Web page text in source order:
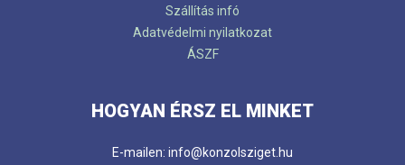
Szállítás infó
Adatvédelmi nyilatkozat
ÁSZF
HOGYAN ÉRSZ EL MINKET
E-mailen: info@konzolsziget.hu